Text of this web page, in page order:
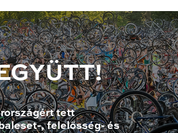
tett
, felelősség- és